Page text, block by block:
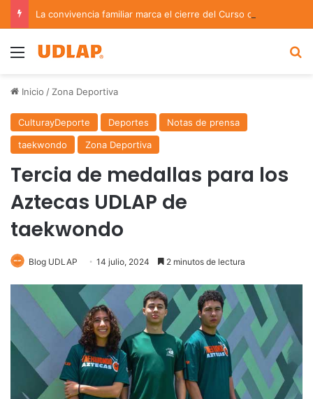
Menu
Inicio / Zona Deportiva
CulturayDeporte Deportes
Notas de prensa
taekwondo
Zona Deportiva
Tercia de medallas para los
Aztecas UDLAP de
taekwondo
Blog UDLAP 14 julio, 2024 2 minutos de lectura